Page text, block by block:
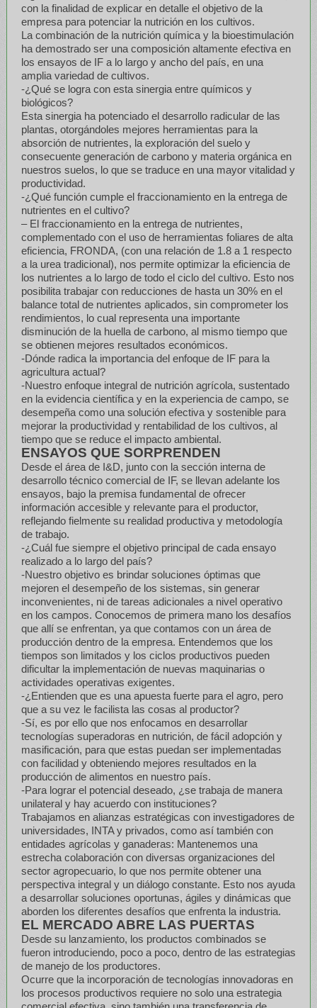
con la finalidad de explicar en detalle el objetivo de la
empresa para potenciar la nutrición en los cultivos.
La combinación de la nutrición química y la bioestimulación
ha demostrado ser una composición altamente efectiva en
los ensayos de IF a lo largo y ancho del país, en una
amplia variedad de cultivos.
-¿Qué se logra con esta sinergia entre químicos y
biológicos?
Esta sinergia ha potenciado el desarrollo radicular de las
plantas, otorgándoles mejores herramientas para la
absorción de nutrientes, la exploración del suelo y
consecuente generación de carbono y materia orgánica en
nuestros suelos, lo que se traduce en una mayor vitalidad y
productividad.
-¿Qué función cumple el fraccionamiento en la entrega de
nutrientes en el cultivo?
– El fraccionamiento en la entrega de nutrientes,
complementado con el uso de herramientas foliares de alta
eficiencia, FRONDA, (con una relación de 1.8 a 1 respecto
a la urea tradicional), nos permite optimizar la eficiencia de
los nutrientes a lo largo de todo el ciclo del cultivo. Esto nos
posibilita trabajar con reducciones de hasta un 30% en el
balance total de nutrientes aplicados, sin comprometer los
rendimientos, lo cual representa una importante
disminución de la huella de carbono, al mismo tiempo que
se obtienen mejores resultados económicos.
-Dónde radica la importancia del enfoque de IF para la
agricultura actual?
-Nuestro enfoque integral de nutrición agrícola, sustentado
en la evidencia científica y en la experiencia de campo, se
desempeña como una solución efectiva y sostenible para
mejorar la productividad y rentabilidad de los cultivos, al
tiempo que se reduce el impacto ambiental.
ENSAYOS QUE SORPRENDEN
Desde el área de I&D, junto con la sección interna de
desarrollo técnico comercial de IF, se llevan adelante los
ensayos, bajo la premisa fundamental de ofrecer
información accesible y relevante para el productor,
reflejando fielmente su realidad productiva y metodología
de trabajo.
-¿Cuál fue siempre el objetivo principal de cada ensayo
realizado a lo largo del país?
-Nuestro objetivo es brindar soluciones óptimas que
mejoren el desempeño de los sistemas, sin generar
inconvenientes, ni de tareas adicionales a nivel operativo
en los campos. Conocemos de primera mano los desafíos
que allí se enfrentan, ya que contamos con un área de
producción dentro de la empresa. Entendemos que los
tiempos son limitados y los ciclos productivos pueden
dificultar la implementación de nuevas maquinarias o
actividades operativas exigentes.
-¿Entienden que es una apuesta fuerte para el agro, pero
que a su vez le facilista las cosas al productor?
-Sí, es por ello que nos enfocamos en desarrollar
tecnologías superadoras en nutrición, de fácil adopción y
masificación, para que estas puedan ser implementadas
con facilidad y obteniendo mejores resultados en la
producción de alimentos en nuestro país.
-Para lograr el potencial deseado, ¿se trabaja de manera
unilateral y hay acuerdo con instituciones?
Trabajamos en alianzas estratégicas con investigadores de
universidades, INTA y privados, como así también con
entidades agrícolas y ganaderas: Mantenemos una
estrecha colaboración con diversas organizaciones del
sector agropecuario, lo que nos permite obtener una
perspectiva integral y un diálogo constante. Esto nos ayuda
a desarrollar soluciones oportunas, ágiles y dinámicas que
aborden los diferentes desafíos que enfrenta la industria.
EL MERCADO ABRE LAS PUERTAS
Desde su lanzamiento, los productos combinados se
fueron introduciendo, poco a poco, dentro de las estrategias
de manejo de los productores.
Ocurre que la incorporación de tecnologías innovadoras en
los procesos productivos requiere no solo una estrategia